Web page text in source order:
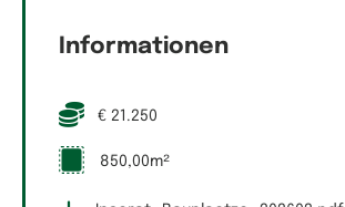
Informationen
€ 21.250
850,00m²